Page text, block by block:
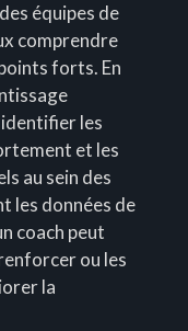
équipes de
comprendre
forts. En
les
et les
au sein des
les données de
coach peut
ou les
la